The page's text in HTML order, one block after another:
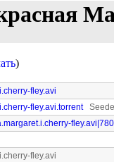
)
fley.avi
fley.avi.torrent
fley.avi